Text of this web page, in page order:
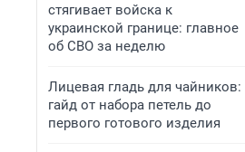
стягивает войска к
украинской границе: главное
об СВО за неделю
Лицевая гладь для чайников:
гайд от набора петель до
первого готового изделия